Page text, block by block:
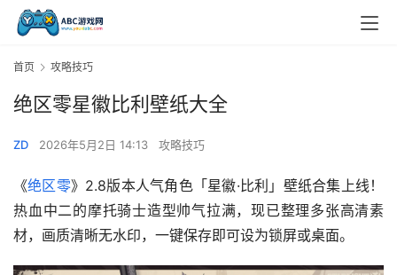
首页 攻略技巧
绝区零星徽比利壁纸大全
ZD 2026年5月2日 14:13 攻略技巧
《绝区零》2.8版本人气角色「星徽·比利」壁纸合集上线！
热血中二的摩托骑士造型帅气拉满，现已整理多张高清素
材，画质清晰无水印，一键保存即可设为锁屏或桌面。